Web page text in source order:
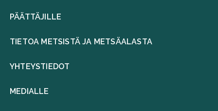
PÄÄTTÄJILLE
TIETOA METSISTÄ JA METSÄALASTA
YHTEYSTIEDOT
MEDIALLE